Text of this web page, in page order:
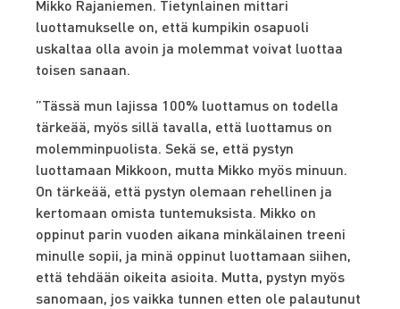
Mikko Rajaniemen. Tietynlainen mittari
luottamukselle on, että kumpikin osapuoli
uskaltaa olla avoin ja molemmat voivat luottaa
toisen sanaan.
”Tässä mun lajissa 100% luottamus on todella
tärkeää, myös sillä tavalla, että luottamus on
molemminpuolista. Sekä se, että pystyn
luottamaan Mikkoon, mutta Mikko myös minuun.
On tärkeää, että pystyn olemaan rehellinen ja
kertomaan omista tuntemuksista. Mikko on
oppinut parin vuoden aikana minkälainen treeni
minulle sopii, ja minä oppinut luottamaan siihen,
että tehdään oikeita asioita. Mutta, pystyn myös
sanomaan, jos vaikka tunnen etten ole palautunut